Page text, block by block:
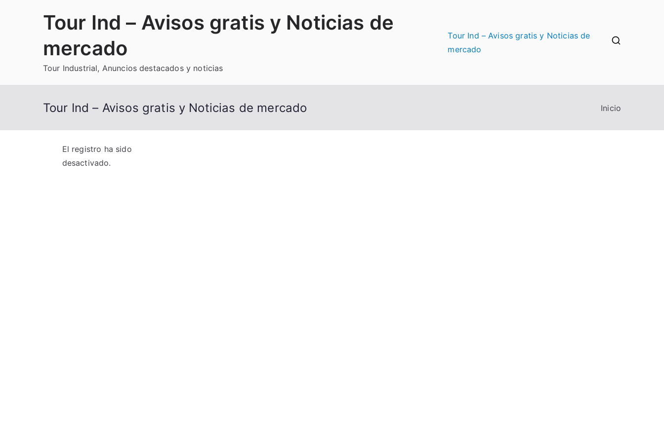
Tour Ind – Avisos gratis y Noticias de
mercado
Tour Industrial, Anuncios destacados y noticias
Tour Ind – Avisos gratis y Noticias de
mercado
Tour Ind – Avisos gratis y Noticias de mercado Inicio
El registro ha sido
desactivado.